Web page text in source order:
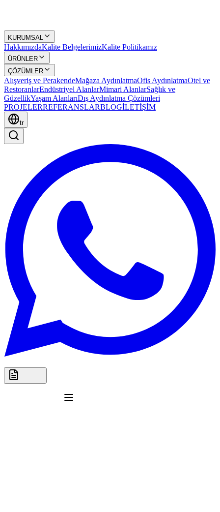
KURUMSAL
HakkımızdaKalite BelgelerimizKalite Politikamız
ÜRÜNLER
ÇÖZÜMLER
Alışveriş ve PerakendeMağaza AydınlatmaOfis AydınlatmaOtel ve
RestoranlarEndüstriyel AlanlarMimari AlanlarSağlık ve
GüzellikYaşam AlanlarıDış Aydınlatma Çözümleri
PROJELERREFERANSLARBLOGİLETİŞİM
tr